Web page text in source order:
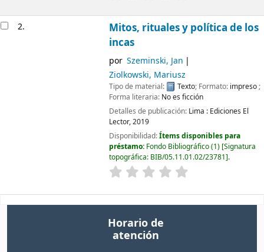
2.
Mitos, rituales y política de los
incas
por Szeminski, Jan
Ziolkowski, Mariusz
Tipo de material: Texto; Formato: impreso;
Forma literaria: No es ficción
Detalles de publicación: Lima : Ediciones El
Lector,2019
Disponibilidad:Ítems disponibles para
préstamo: Fondo Bibliográfico(1) Signatura
topográfica: BIB/05.11.01.02/23781 .
Horario de
atención